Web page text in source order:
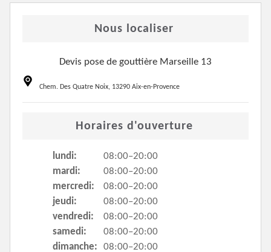
Nous localiser
Devis pose de gouttière Marseille 13
Chem. Des Quatre Noix, 13290 Aix-en-Provence
Horaires d'ouverture
lundi:
08:00–20:00
mardi:
08:00–20:00
mercredi:
08:00–20:00
jeudi:
08:00–20:00
vendredi:
08:00–20:00
samedi:
08:00–20:00
dimanche:
08:00–20:00